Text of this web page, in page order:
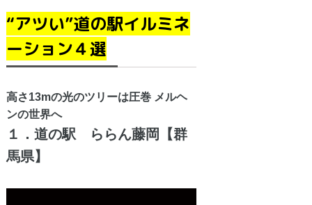
“アツい”道の駅イルミネ
ーション４選
高さ13mの光のツリーは圧巻 メルヘ
ンの世界へ
１．道の駅 ららん藤岡【群
馬県】